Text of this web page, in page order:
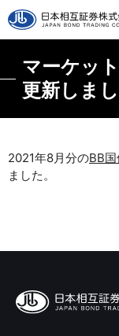
マーケッ
更新しまし
2021年8月分のBB国
ました。